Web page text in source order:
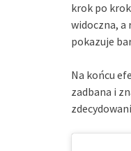
krok po
widoczna, a
pokazuje
Na końcu
zadbana i